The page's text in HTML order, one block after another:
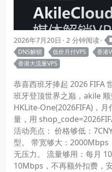
2026年7月20日 2 分钟阅读
DNS解锁
低价月付VPS 香港
香港大流量VPS
恭喜西班牙捧起 2026 FIFA
班牙登顶世界之巅，akile
HKLite-One(2026FIFA)，
量，用
活动亮点： 价格够低：
型。 带宽够大：2000Mbps
无压力。 流量够用：每月
10Mbps，不再额外扣费，